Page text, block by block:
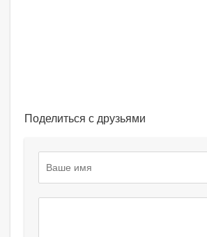
Поделиться с друзьями